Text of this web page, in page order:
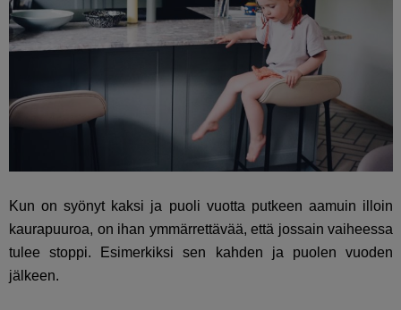
Kun on syönyt kaksi ja puoli vuotta putkeen aamuin illoin
kaurapuuroa, on ihan ymmärrettävää, että jossain vaiheessa
tulee stoppi. Esimerkiksi sen kahden ja puolen vuoden
jälkeen.